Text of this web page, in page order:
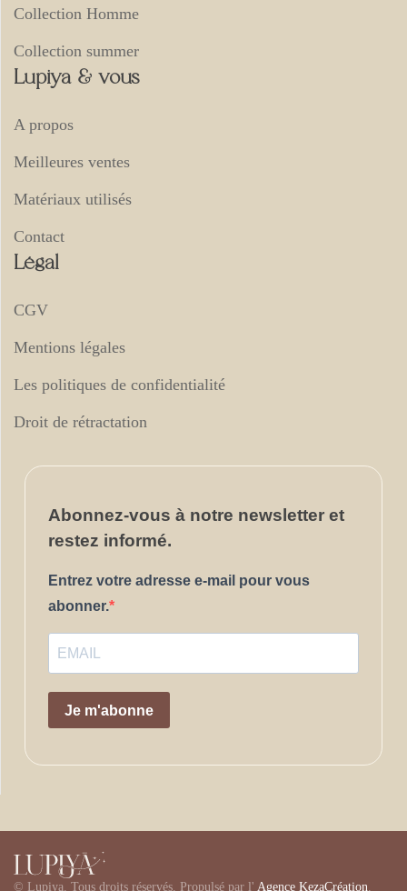
Collection Homme
Collection summer
Lupiya & vous
A propos
Meilleures ventes
Matériaux utilisés
Contact
Légal
CGV
Mentions légales
Les politiques de confidentialité
Droit de rétractation
Abonnez-vous à notre newsletter et
restez informé.
Entrez votre adresse e-mail pour vous
abonner.
Je m'abonne
© Lupiya. Tous droits réservés. Propulsé par l' Agence KezaCréation